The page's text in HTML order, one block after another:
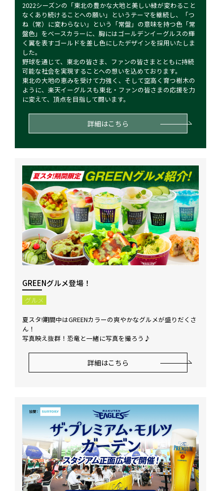
2022シーズンの「東北の豊かな大地と美しい緑が変わること
なくあり続けることへの願い」というテーマを継続し、「つ
ね（常）に変わらない」という「常盤」の意味を持つ色「常
盤色」をベースカラーに、胸にはゴールデンイーグルスの輝
く翼を表すゴールドを差し色にしたデザインを採用いたしま
した。
野球を通じて、東北の皆さま、ファンの皆さまとともに持続
可能な社会を実現することへの想いを込めております。
東北の大地の恵みを受けて力強く、そして空高く育つ樹木の
ように、楽天イーグルスも東北・ファンの皆さまの応援を力
に変えて、頂点を目指して闘います。
詳細はこちら
GREENグルメ登場！
グルメ
夏スタ!期間中はGREENカラーの爽やかなグルメが盛りだくさ
ん！
写真映え抜群！恐竜と一緒に写真を撮ろう♪
詳細はこちら